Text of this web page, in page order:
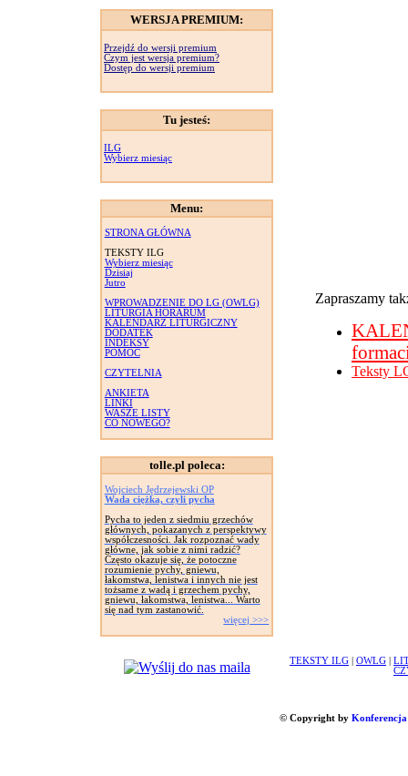
WERSJA PREMIUM:
Przejdź do wersji premium
Czym jest wersja premium?
Dostęp do wersji premium
Tu jesteś:
ILG
Wybierz miesiąc
Menu:
STRONA GŁÓWNA
TEKSTY ILG
Wybierz miesiąc
Dzisiaj
Jutro
WPROWADZENIE DO LG (OWLG)
LITURGIA HORARUM
KALENDARZ LITURGICZNY
DODATEK
INDEKSY
POMOC
CZYTELNIA
ANKIETA
LINKI
WASZE LISTY
CO NOWEGO?
tolle.pl poleca:
Wojciech Jędrzejewski OP
Wada ciężka, czyli pycha
Pycha to jeden z siedmiu grzechów
głównych, pokazanych z perspektywy
współczesności. Jak rozpoznać wady
główne, jak sobie z nimi radzić?
Często okazuje się, że potoczne
rozumienie pychy, gniewu,
łakomstwa, lenistwa i innych nie jest
tożsame z wadą i grzechem pychy,
gniewu, łakomstwa, lenistwa... Warto
się nad tym zastanowić.
więcej >>>
Zapraszamy
Teksty
TEKSTY ILG OWLG
© Copyright by Konferencja